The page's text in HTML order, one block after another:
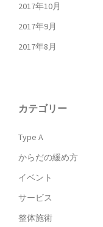
2017年10月
2017年9月
2017年8月
カテゴリー
Type A
からだの緩め方
イベント
サービス
整体施術